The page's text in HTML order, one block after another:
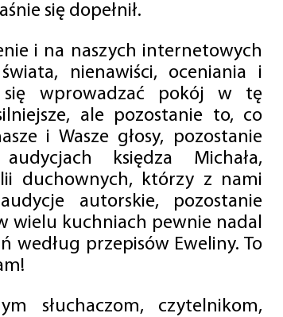
się dopełnił.
i na naszych internetowych
nienawiści, oceniania i
się wprowadzać pokój w tę
ale pozostanie to, co
i Wasze głosy, pozostanie
księdza Michała,
duchownych, którzy z nami
autorskie, pozostanie
wielu kuchniach pewnie nadal
według przepisów Eweliny. To
słuchaczom, czytelnikom,